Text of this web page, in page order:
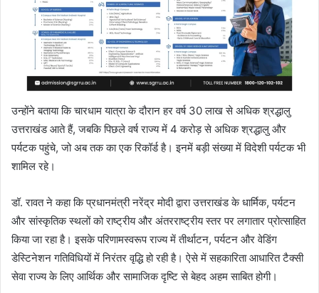
उन्होंने बताया कि चारधाम यात्रा के दौरान हर वर्ष 30 लाख से अधिक श्रद्धालु
उत्तराखंड आते हैं, जबकि पिछले वर्ष राज्य में 4 करोड़ से अधिक श्रद्धालु और
पर्यटक पहुंचे, जो अब तक का एक रिकॉर्ड है। इनमें बड़ी संख्या में विदेशी पर्यटक भी
शामिल रहे।
डॉ. रावत ने कहा कि प्रधानमंत्री नरेंद्र मोदी द्वारा उत्तराखंड के धार्मिक, पर्यटन
और सांस्कृतिक स्थलों को राष्ट्रीय और अंतरराष्ट्रीय स्तर पर लगातार प्रोत्साहित
किया जा रहा है। इसके परिणामस्वरूप राज्य में तीर्थाटन, पर्यटन और वेडिंग
डेस्टिनेशन गतिविधियों में निरंतर वृद्धि हो रही है। ऐसे में सहकारिता आधारित टैक्सी
सेवा राज्य के लिए आर्थिक और सामाजिक दृष्टि से बेहद अहम साबित होगी।